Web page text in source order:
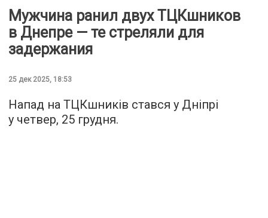
Мужчина ранил двух ТЦКшников
в Днепре — те стреляли для
задержания
25 дек 2025, 18:53
Напад на ТЦКшників стався у Дніпрі
у четвер, 25 грудня.